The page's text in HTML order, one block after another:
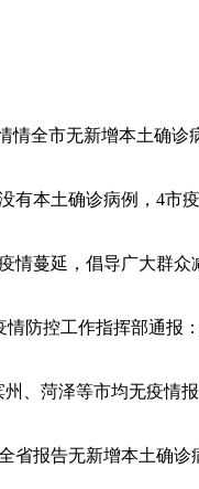
情全市无新增本土确
有本土确诊病例，4市
情蔓延，倡导广大群
防控工作指挥部通报
、菏泽等市均无疫情
省报告无新增本土确